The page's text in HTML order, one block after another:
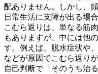
配ありません。しかし、
日常生活に支障が出る場
こむら返りは、単なる筋
もありますが、中には他
す。例えば、 脱水症状や
などが原因でこむら返り
自己判断で「そのうち治